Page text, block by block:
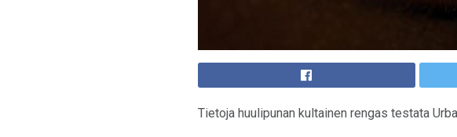
Tietoja huulipunan kultainen rengas testata